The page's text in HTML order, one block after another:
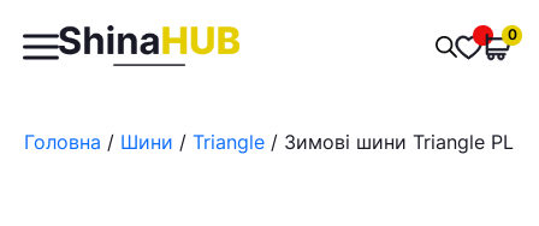
Пошук
товарів
0
Головна / Шини / Triangle / Зимові шини Triangle